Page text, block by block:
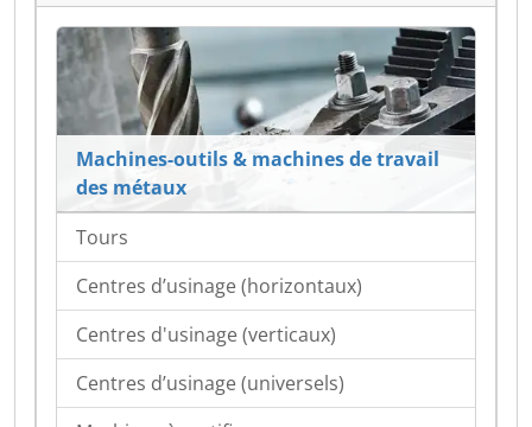
Machines-outils & machines de travail
des métaux
Tours
Centres d’usinage (horizontaux)
Centres d'usinage (verticaux)
Centres d’usinage (universels)